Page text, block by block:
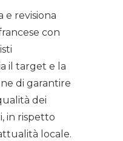
e revisiona
con
il target e la
di garantire
dei
in rispetto
locale.